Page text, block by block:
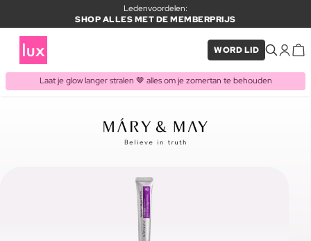
Ledenvoordelen:
SHOP ALLES MET DE MEMBERPRIJS
WORD LID
Laat je glow langer stralen 🤎 alles om je zomertan te behouden